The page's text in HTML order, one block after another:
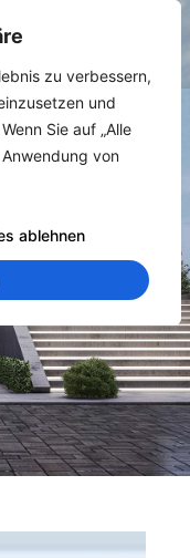
zu verbessern,
und
Sie auf „Alle
von
ablehnen